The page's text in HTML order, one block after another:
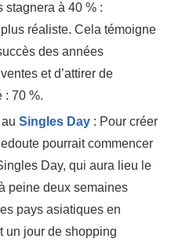
stagnera à 40 % :
réaliste. Cela témoigne
des années
et d’attirer de
: 70 %.
Singles Day : Pour créer
pourrait commencer
Day, qui aura lieu le
peine deux semaines
pays asiatiques en
un jour de shopping